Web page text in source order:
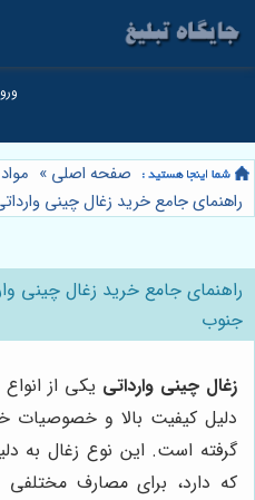
صفحه اصلی »
راهنمای جامع خرید زغال چینی
راهنمای جامع خرید زغال چینی
جنوب
زغال چینی وارداتی یکی از
دلیل کیفیت بالا و خصوصیات
گرفته است. این نوع زغال به
که دارد، برای مصارف مختلفی